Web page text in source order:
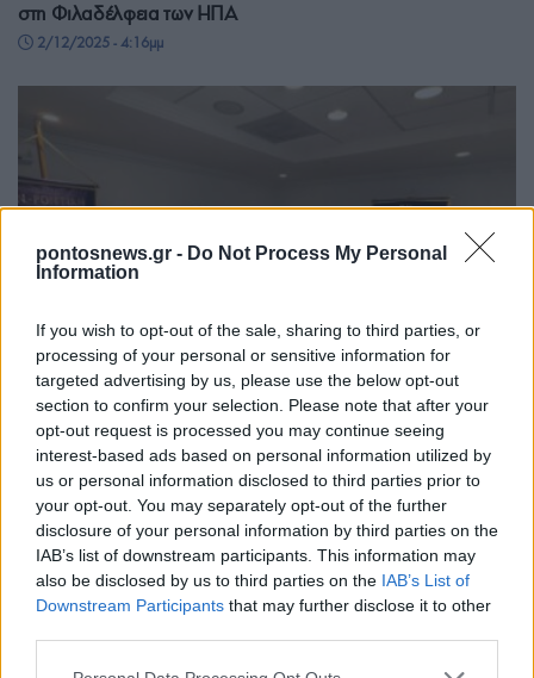
pontosnews.gr - Do Not Process My Personal
Information
If you wish to opt-out of the sale, sharing to third parties, or
processing of your personal or sensitive information for
targeted advertising by us, please use the below opt-out
section to confirm your selection. Please note that after your
opt-out request is processed you may continue seeing
interest-based ads based on personal information utilized by
us or personal information disclosed to third parties prior to
your opt-out. You may separately opt-out of the further
disclosure of your personal information by third parties on the
IAB’s list of downstream participants. This information may
also be disclosed by us to third parties on the IAB’s List of
Downstream Participants that may further disclose it to other
Please note that this website/app uses one or more Google
στη Φιλαδέλφεια των ΗΠΑ
2/12/2025 - 4:16μμ
Παμποντιακή Ομοσπονδία ΗΠΑ-Καναδά: Ο Πόντος
εξακολουθεί να διαμορφώνει την ταυτότητά μας
16/10/2025 - 9:08μμ